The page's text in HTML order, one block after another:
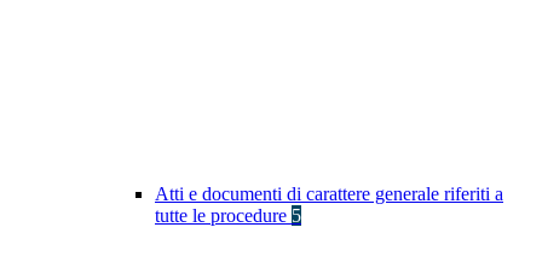
Atti e documenti di carattere generale riferiti a
tutte le procedure 5